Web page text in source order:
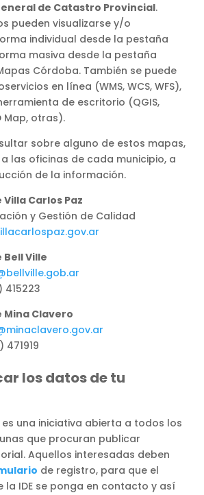
de Catastro Provincial.
pueden visualizarse y/o
individual desde la pestaña
masiva desde la pestaña
Córdoba. También se puede
en línea (WMS, WCS, WFS),
de escritorio (QGIS,
Map, otras).
sobre alguno de estos mapas,
las oficinas de cada municipio, a
de la información.
Carlos Paz
y Gestión de Calidad
Ville
415223
Mina Clavero
los datos de tu
es una iniciativa abierta a todos los
que procuran publicar
Aquellos interesadas deben
de registro, para que el
la IDE se ponga en contacto y así